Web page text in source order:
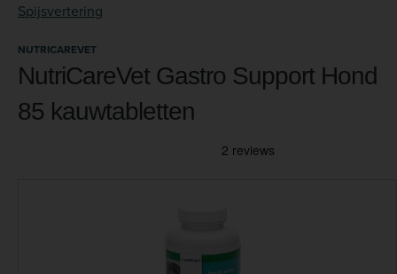
Spijsvertering
NUTRICAREVET
NutriCareVet Gastro Support Hond
85 kauwtabletten